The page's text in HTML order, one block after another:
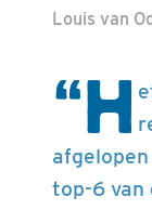
Louis van
“H
top-6 van